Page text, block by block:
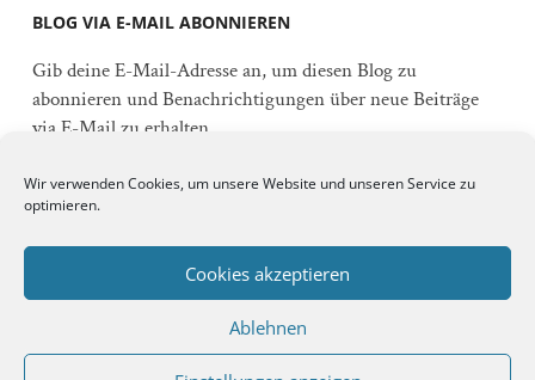
Wir verwenden Cookies, um unsere Website und unseren Service zu
optimieren.
Cookies akzeptieren
Ablehnen
BLOG VIA E-MAIL ABONNIEREN
Gib deine E-Mail-Adresse an, um diesen Blog zu
abonnieren und Benachrichtigungen über neue Beiträge
via E-Mail zu erhalten.
Mail-
Adresse
Schließe dich 92 anderen Abonnenten an